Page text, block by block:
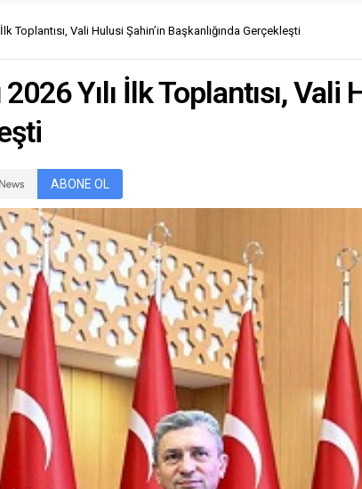
Toplantısı, Vali Hulusi Şahin’in Başkanlığında Gerçekleşti
Yılı İlk Toplantısı, Vali
ABONE OL